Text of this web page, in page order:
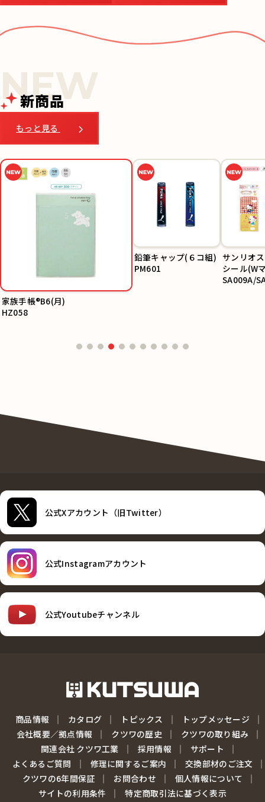
新商品
もっと見る
家族手帳®B6(月)
HZ058
鉛筆キャップ(６コ組)
PM601
サンリオ
シール(W
SA009A/
公式Xアカウント（旧Twitter）
公式Instagramアカウント
公式Youtubeチャンネル
商品情報 カタログ トピックス
トップメッセージ
会社概要／拠点情報
クツワの歴史
クツワの取り組み
関連会社 クツワ工業
採用情報
サポート
よくあるご質問
修理に関するご案内
交換部材のご注文
クツワの6年間保証
お問合わせ
個人情報について
サイトの利用条件
特定商取引法に基づく表示